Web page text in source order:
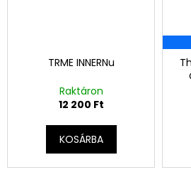
TRME INNERNu
Raktáron
12 200 Ft
KOSÁRBA